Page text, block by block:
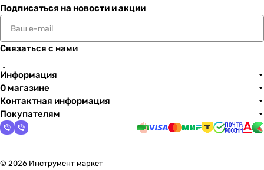
Подписаться на новости и акции
Связаться с нами
Информация
О магазине
Контактная информация
Покупателям
© 2026 Инструмент маркет